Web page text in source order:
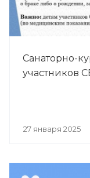
Санаторно-
участников
27 января 2025